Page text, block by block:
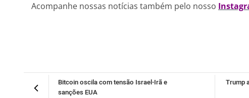
Acompanhe nossas notícias também pelo nosso
Trump
Bitcoin oscila com tensão Israel-Irã e
sanções EUA